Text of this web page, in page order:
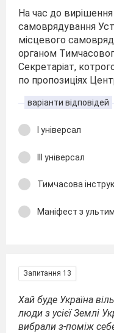
На час до
самоврядування
місцевого
органом
Секретаріат,
по пропозиціях
варіанти відповідей
І універсал
ІІІ універсал
Тимчасова
Маніфест з
Запитання 13
Хай буде Україна
люди з усієї Землі
вибрали з-поміж